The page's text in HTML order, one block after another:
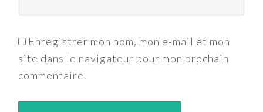
Enregistrer mon nom, mon e-mail et mon
site dans le navigateur pour mon prochain
commentaire.